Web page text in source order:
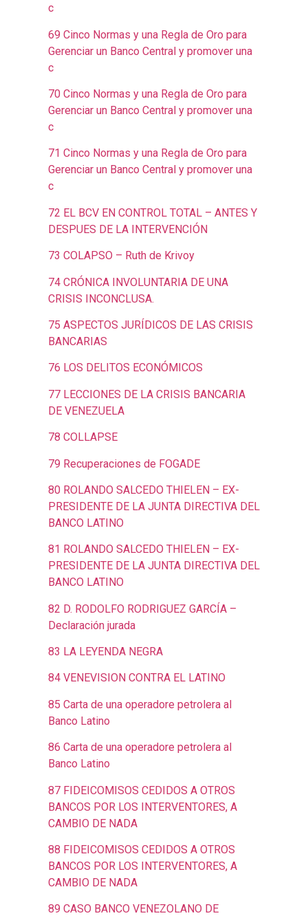
c
69 Cinco Normas y una Regla de Oro para
Gerenciar un Banco Central y promover una
c
70 Cinco Normas y una Regla de Oro para
Gerenciar un Banco Central y promover una
c
71 Cinco Normas y una Regla de Oro para
Gerenciar un Banco Central y promover una
c
72 EL BCV EN CONTROL TOTAL – ANTES Y
DESPUES DE LA INTERVENCIÓN
73 COLAPSO – Ruth de Krivoy
74 CRÓNICA INVOLUNTARIA DE UNA
CRISIS INCONCLUSA.
75 ASPECTOS JURÍDICOS DE LAS CRISIS
BANCARIAS
76 LOS DELITOS ECONÓMICOS
77 LECCIONES DE LA CRISIS BANCARIA
DE VENEZUELA
78 COLLAPSE
79 Recuperaciones de FOGADE
80 ROLANDO SALCEDO THIELEN – EX-
PRESIDENTE DE LA JUNTA DIRECTIVA DEL
BANCO LATINO
81 ROLANDO SALCEDO THIELEN – EX-
PRESIDENTE DE LA JUNTA DIRECTIVA DEL
BANCO LATINO
82 D. RODOLFO RODRIGUEZ GARCÍA –
Declaración jurada
83 LA LEYENDA NEGRA
84 VENEVISION CONTRA EL LATINO
85 Carta de una operadore petrolera al
Banco Latino
86 Carta de una operadore petrolera al
Banco Latino
87 FIDEICOMISOS CEDIDOS A OTROS
BANCOS POR LOS INTERVENTORES, A
CAMBIO DE NADA
88 FIDEICOMISOS CEDIDOS A OTROS
BANCOS POR LOS INTERVENTORES, A
CAMBIO DE NADA
89 CASO BANCO VENEZOLANO DE